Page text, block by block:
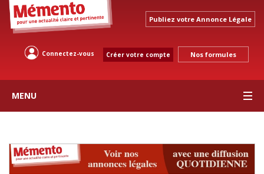
Publiez votre Annonce Légale
Connectez-vous Créer votre compte Nos formules
MENU